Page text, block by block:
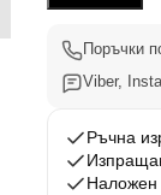
Вдъхновения
Поръчки
Viber,
Ръчна
Наложен